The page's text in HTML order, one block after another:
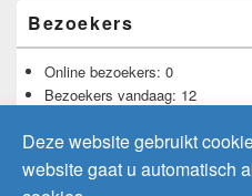
Bezoekers
Online bezoekers: 0
Bezoekers vandaag: 12
Totaal aantal bezoekers:11.728
Deze website gebruikt
website gaat u automatisch